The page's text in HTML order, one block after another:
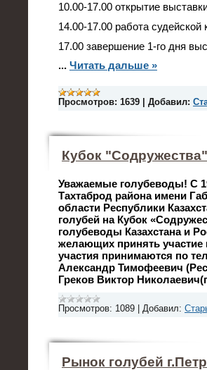
10.00-17.00 открытие
14.00-17.00 работа
17.00 завершение 1-го дня
... Читать дальше »
Просмотров: 1639 Добавил:
Кубок
Уважаемые голубеводы! С
Тахтаброд района имени
области Республики
голубей на Кубок
голубеводы Казахстана и
желающих принять
участия принимаются по
Александр Тимофеевич
Греков Виктор
Просмотров: 1089 Добавил:
Рынок голубей